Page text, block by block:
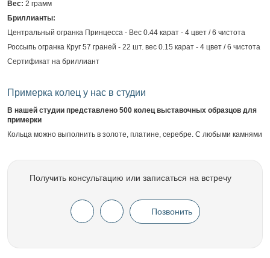
Вес: 2 грамм
Бриллианты:
Центральный огранка Принцесса - Вес 0.44 карат - 4 цвет / 6 чистота
Россыпь огранка Круг 57 граней - 22 шт. вес 0.15 карат - 4 цвет / 6 чистота
Сертификат на бриллиант
Примерка колец у нас в студии
В нашей студии представлено 500 колец выставочных образцов для
примерки
Кольца можно выполнить в золоте, платине, серебре. С любыми камнями
Получить консультацию или записаться на встречу
Позвонить